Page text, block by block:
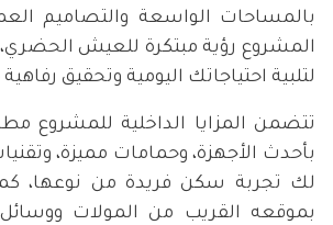
بالمساحات الواسعة والتصاميم
المشروع رؤية مبتكرة للعيش
لتلبية احتياجاتك اليومية وتحقيق
تتضمن المزايا الداخلية للمشروع
بأحدث الأجهزة، وحمامات مميزة،
لك تجربة سكن فريدة من نوعها،
بموقعه القريب من المولات